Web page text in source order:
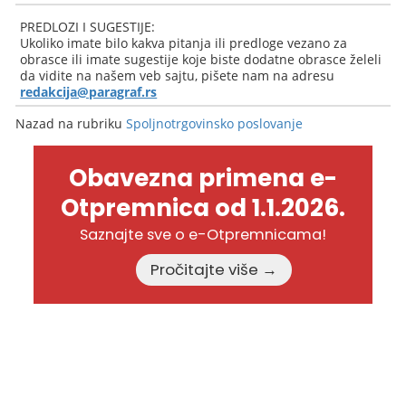
PREDLOZI I SUGESTIJE:
Ukoliko imate bilo kakva pitanja ili predloge vezano za
obrasce ili imate sugestije koje biste dodatne obrasce želeli
da vidite na našem veb sajtu, pišete nam na adresu
redakcija@paragraf.rs
Nazad na rubrikuSpoljnotrgovinsko poslovanje
Obavezna primena e-
Otpremnica od 1.1.2026.
Saznajte sve o e-Otpremnicama!
Pročitajte više →